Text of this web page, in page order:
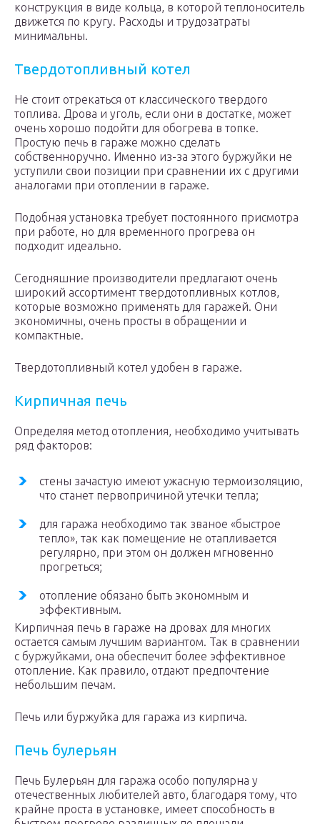
конструкция в виде кольца, в которой теплоноситель
движется по кругу. Расходы и трудозатраты
минимальны.
Твердотопливный котел
Не стоит отрекаться от классического твердого
топлива. Дрова и уголь, если они в достатке, может
очень хорошо подойти для обогрева в топке.
Простую печь в гараже можно сделать
собственноручно. Именно из-за этого буржуйки не
уступили свои позиции при сравнении их с другими
аналогами при отоплении в гараже.
Подобная установка требует постоянного присмотра
при работе, но для временного прогрева он
подходит идеально.
Сегодняшние производители предлагают очень
широкий ассортимент твердотопливных котлов,
которые возможно применять для гаражей. Они
экономичны, очень просты в обращении и
компактные.
Твердотопливный котел удобен в гараже.
Кирпичная печь
Определяя метод отопления, необходимо учитывать
ряд факторов:
стены зачастую имеют ужасную термоизоляцию,
что станет первопричиной утечки тепла;
для гаража необходимо так званое «быстрое
тепло», так как помещение не отапливается
регулярно, при этом он должен мгновенно
прогреться;
отопление обязано быть экономным и
эффективным.
Кирпичная печь в гараже на дровах для многих
остается самым лучшим вариантом. Так в сравнении
с буржуйками, она обеспечит более эффективное
отопление. Как правило, отдают предпочтение
небольшим печам.
Печь или буржуйка для гаража из кирпича.
Печь булерьян
Печь Булерьян для гаража особо популярна у
отечественных любителей авто, благодаря тому, что
крайне проста в установке, имеет способность в